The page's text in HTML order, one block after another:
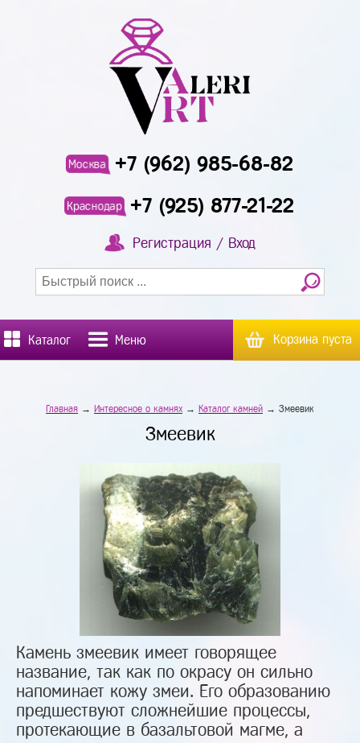
Москва +7 (962) 985-68-82
Краснодар +7 (925) 877-21-22
Регистрация / Вход
Каталог Меню Корзина пуста
Главная → Интересное о камнях → Каталог камней → Змеевик
Змеевик
Камень змеевик имеет говорящее
название, так как по окрасу он сильно
напоминает кожу змеи. Его образованию
предшествуют сложнейшие процессы,
протекающие в базальтовой магме, а